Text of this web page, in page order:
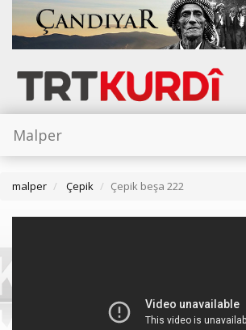
Malper
malper Çepik Çepik beşa 222